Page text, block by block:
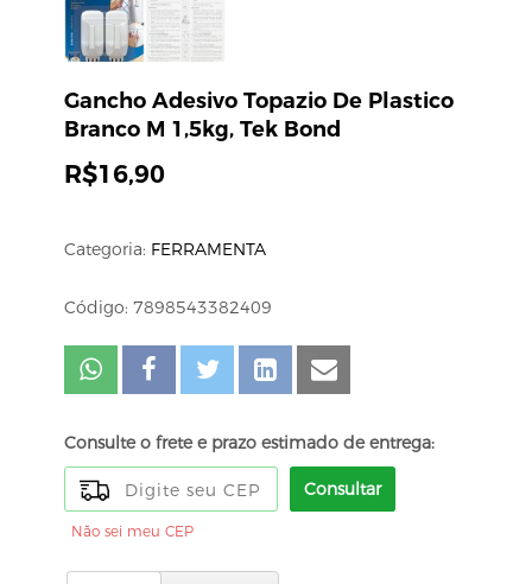
Gancho Adesivo Topazio De Plastico
Branco M 1,5kg, Tek Bond
R$16,90
Categoria: FERRAMENTA
Código: 7898543382409
Consulte o frete e prazo estimado de entrega:
Consultar
Não sei meu CEP